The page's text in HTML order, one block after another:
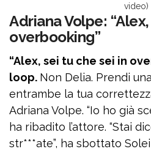
video)
Adriana Volpe:
overbooking”
“Alex, sei tu che sei in
loop. Non Delia. Prendi
entrambe la tua
Adriana Volpe. “Io ho già
ha ribadito l’attore. “Stai
str***ate”, ha sbottato